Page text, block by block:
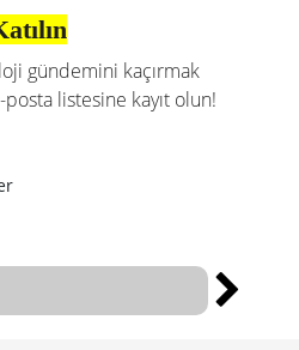
gündemini kaçırmak
listesine kayıt olun!